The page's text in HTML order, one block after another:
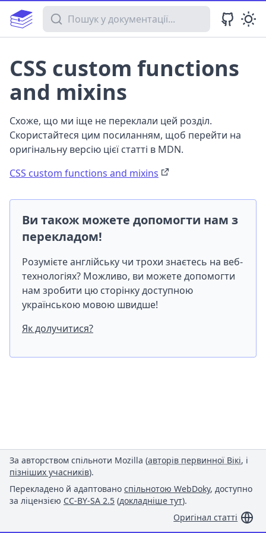
Пошук у документації
CSS custom functions
and mixins
Схоже, що ми іще не переклали цей розділ.
Скористайтеся цим посиланням, щоб перейти на
оригінальну версію цієї статті в MDN.
CSS custom functions and mixins
Ви також можете допомогти нам з
перекладом!
Розумієте англійську чи трохи знаєтесь на веб-
технологіях? Можливо, ви можете допомогти
нам зробити цю сторінку доступною
українською мовою швидше!
Як долучитися?
За авторством спільноти Mozilla (авторів первинної Вікі, і
пізніших учасників).
Перекладено й адаптовано спільнотою WebDoky, доступно
за ліцензією CC-BY-SA 2.5 (докладніше тут).
Оригінал статті